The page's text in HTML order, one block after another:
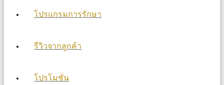
โปรแกรมการรักษา
รีวิวจากลูกค้า
โปรโมชั่น